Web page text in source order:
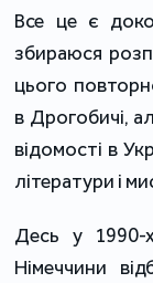
Все це є
збираюся
цього
в Дрогобичі,
відомості в
літератури і
Десь у 1990-
Німеччини